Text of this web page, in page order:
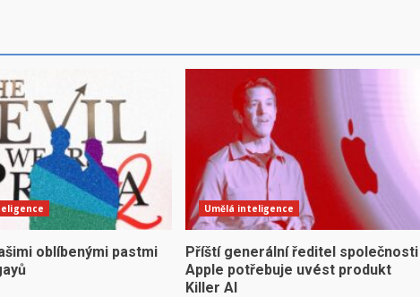
oblíbenými pastmi
Umělá inteligence
Příští generální ředitel společnosti
Apple potřebuje uvést produkt
Killer AI